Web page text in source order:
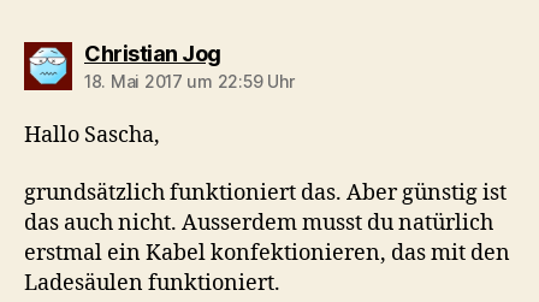
Christian Jogsagt:
18. Mai 2017 um 22:59 Uhr
Hallo Sascha,
grundsätzlich funktioniert das. Aber günstig ist
das auch nicht. Ausserdem musst du natürlich
erstmal ein Kabel konfektionieren, das mit den
Ladesäulen funktioniert.